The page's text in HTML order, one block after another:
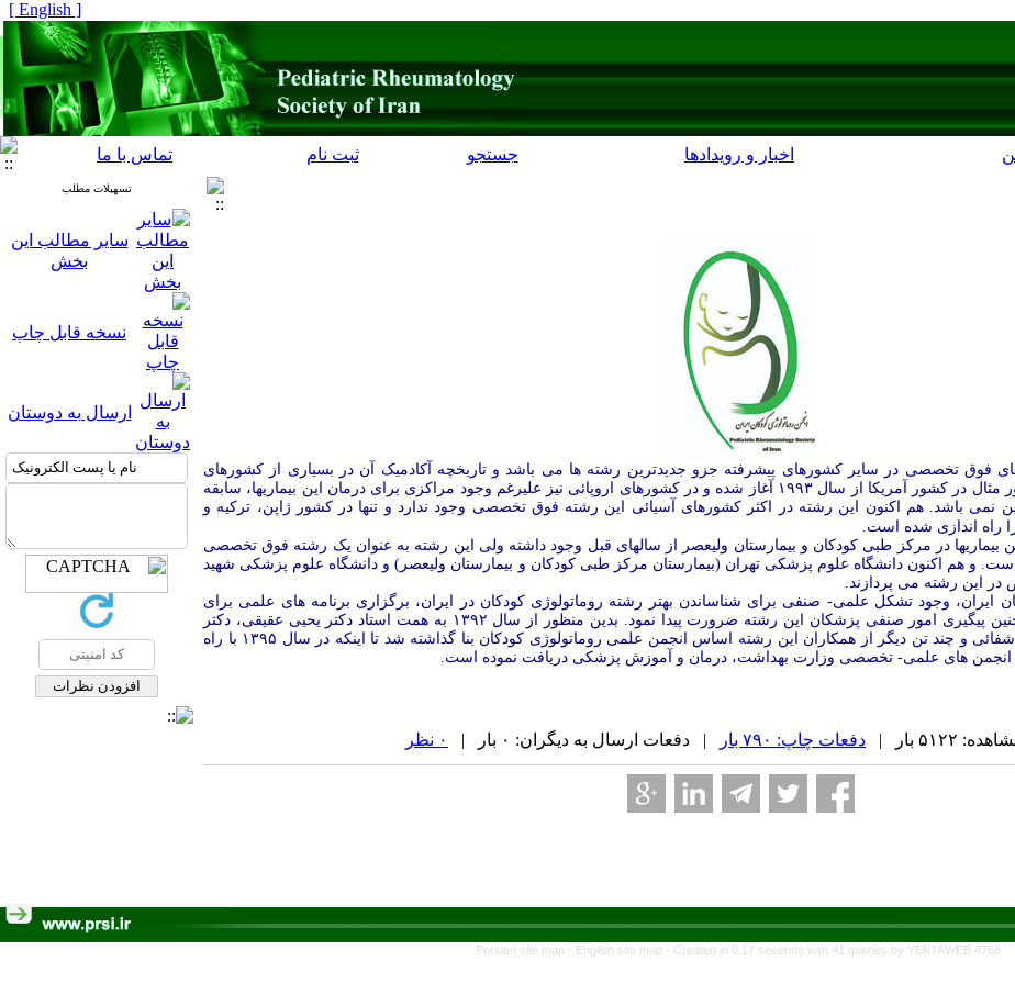
[ English ]
اخبار و رویدادها جستجو ثبت نام تماس با ما
فوق تخصصی در سایر کشورهای پیشرفته جزو جدیدترین رشته ها می باشد و تاریخچه آکادمیک آن در بسیاری از کشورهای
پیشرفته به کمتر از ۲۵ سال می رسد بطور مثال در کشور آمریکا از سال ۱۹۹۳ آغاز شده و در کشورهای اروپائی نیز علیرغم وجود مراکزی برای درمان این بیماریها، سابقه
نمی باشد. هم اکنون این رشته در اکثر کشورهای آسیائی این رشته فوق تخصصی وجود ندارد و تنها در کشور ژاپن، ترکیه و
راه اندازی شده است.
بیماریها در مرکز طبی کودکان و بیمارستان ولیعصر از سالهای قبل وجود داشته ولی این رشته به عنوان یک رشته فوق تخصصی
راه اندازی شده است. و هم اکنون دانشگاه علوم پزشکی تهران (بیمارستان مرکز طبی کودکان و بیمارستان ولیعصر) و دانشگاه علوم پزشکی شهید
در این رشته می پردازند.
ایران، وجود تشکل علمی- صنفی برای شناساندن بهتر رشته روماتولوژی کودکان در ایران، برگزاری برنامه های علمی برای
پیگیری امور صنفی پزشکان این رشته ضرورت پیدا نمود.
بدین منظور از سال ۱۳۹۲ به همت استاد دکتر یحیی عقیقی، دکتر
محمدحسن مرادی نژاد و خانم دکتر ناهید شفائی و چند تن دیگر از همکاران این رشته اساس انجمن علمی روماتولوژی کودکان بنا گذاشته شد تا اینکه در سال ۱۳۹۵ با راه
انجمن های علمی- تخصصی وزارت بهداشت، درمان و آموزش پزشکی دریافت نموده است.
تسهیلات مطلب
سایر مطالب این
بخش
نسخه قابل چاپ
ارسال به دوستان
۵۱۲۲ بار | دفعات چاپ: ۷۹۰ بار | دفعات ارسال به دیگران: ۰ بار | ۰ نظر
Persian site map - English site map - Created in 0.17 seconds with 41 queries by YEKTAWEB 4766